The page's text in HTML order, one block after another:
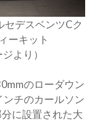
セデスベンツCク
ーキット
より）
のローダウン
チのカールソン
に設置された大